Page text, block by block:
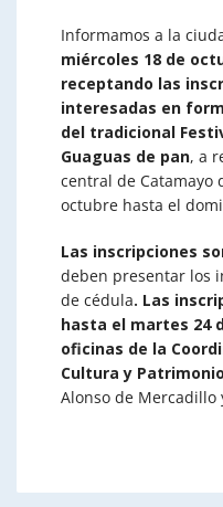
Informamos a la
miércoles 18 de
receptando las
interesadas en
del tradicional
Guaguas de pan, a
central de Catamayo
octubre hasta el
Las inscripciones
deben presentar los
de cédula. Las
hasta el martes 24
oficinas de la
Cultura y Patrimonio
Alonso de Mercadillo